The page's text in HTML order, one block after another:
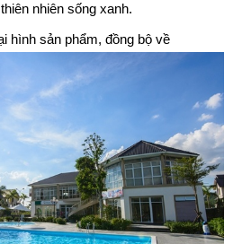
nhiên sống xanh.
hình sản phẩm, đồng bộ về